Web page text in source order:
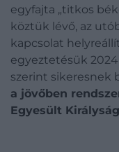
egyfajta „titkos
köztük lévő, az
kapcsolat
egyeztetésük
szerint sikeresnek
a jövőben
Egyesült